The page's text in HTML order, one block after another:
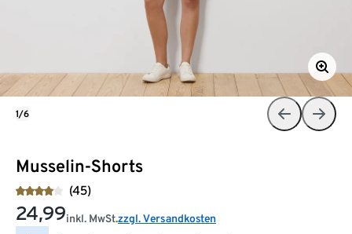
Musselin-Shorts
(45)
24,99inkl. MwSt.zzgl. Versandkosten
1/6